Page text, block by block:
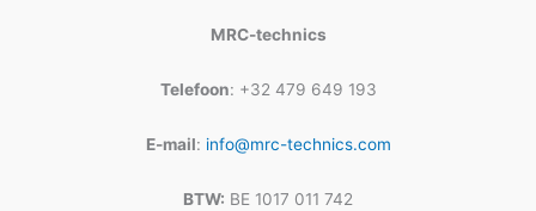
MRC-technics
Telefoon: +32 479 649 193
E-mail: info@mrc-technics.com
BTW: BE 1017 011 742